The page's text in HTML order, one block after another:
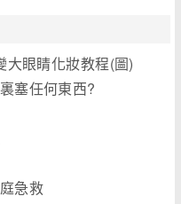
大眼睛化妝教程(圖)
塞任何東西?
急救